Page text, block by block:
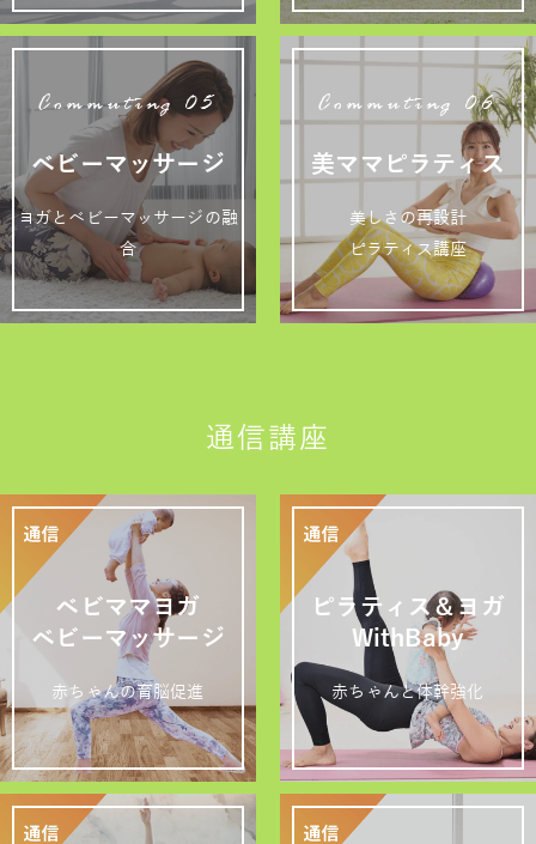
Commuting 05
ベビーマッサージ
ヨガとベビーマッサージの融
合
Commuting 06
美ママピラティス
美しさの再設計
ピラティス講座
通信講座
ベビママヨガ
ベビーマッサージ
赤ちゃんの育脳促進
ピラティス＆ヨガ
WithBaby
赤ちゃんと体幹強化